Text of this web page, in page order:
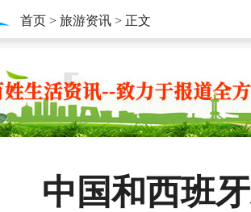
首页 > 旅游资讯 > 正文
中国和西班